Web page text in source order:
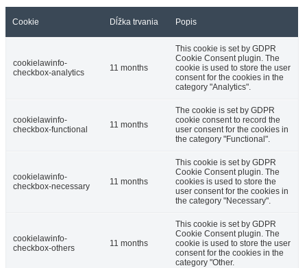
Cookie Dĺžka trvania Popis
cookielawinfo-
checkbox-analytics
11 months
This cookie is set by GDPR
Cookie Consent plugin. The
cookie is used to store the user
consent for the cookies in the
category "Analytics".
cookielawinfo-
checkbox-functional
11 months
The cookie is set by GDPR
cookie consent to record the
user consent for the cookies in
the category "Functional".
cookielawinfo-
checkbox-necessary
11 months
This cookie is set by GDPR
Cookie Consent plugin. The
cookies is used to store the
user consent for the cookies in
the category "Necessary".
cookielawinfo-
checkbox-others
11 months
This cookie is set by GDPR
Cookie Consent plugin. The
cookie is used to store the user
consent for the cookies in the
category "Other.